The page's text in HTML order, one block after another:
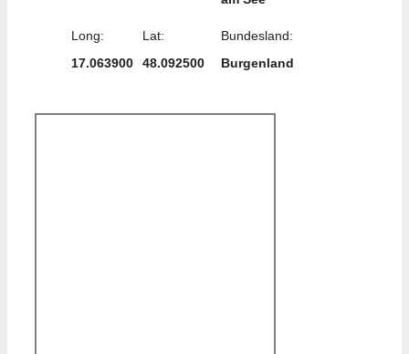
Long:
17.063900
Lat:
48.092500
Bundesland:
Burgenland